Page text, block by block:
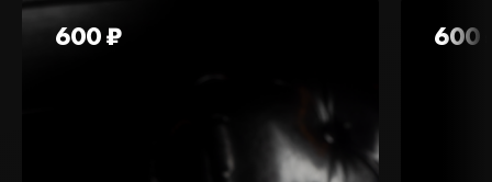
600 ₽ 600